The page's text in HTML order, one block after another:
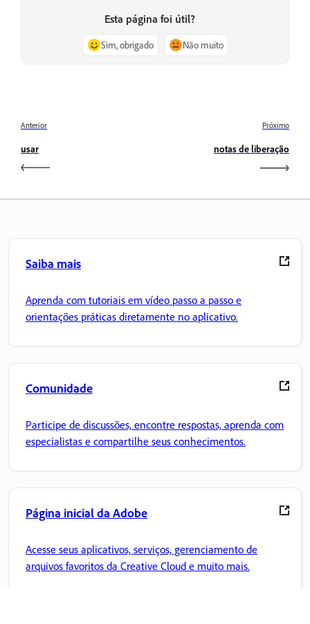
Esta página foi útil?
Sim, obrigado Não muito
Anterior
usar
Próximo
notas de liberação
Saiba mais
Aprenda com tutoriais em vídeo passo a passo e
orientações práticas diretamente no aplicativo.
Comunidade
Participe de discussões, encontre respostas, aprenda com
especialistas e compartilhe seus conhecimentos.
Página inicial da Adobe
Acesse seus aplicativos, serviços, gerenciamento de
arquivos favoritos da Creative Cloud e muito mais.